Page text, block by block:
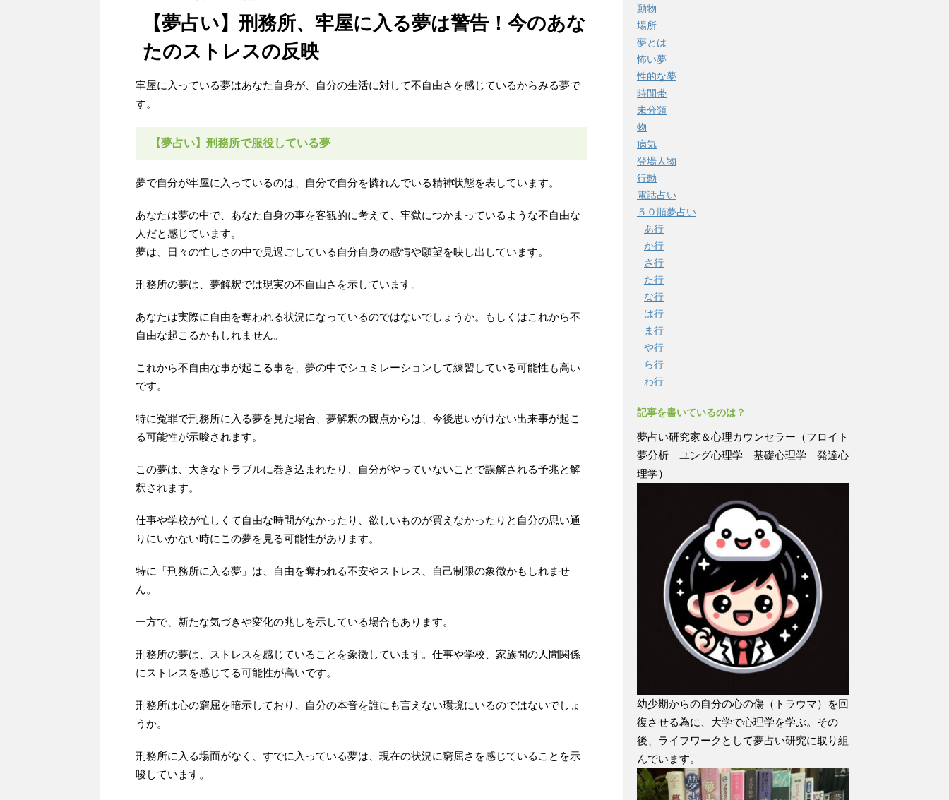
【夢占い】刑務所、牢屋に入る夢は警告！今のあな
たのストレスの反映
牢屋に入っている夢はあなた自身が、自分の生活に対して不自由さを感じているからみる夢で
す。
【夢占い】刑務所で服役している夢
夢で自分が牢屋に入っているのは、自分で自分を憐れんでいる精神状態を表しています。
あなたは夢の中で、あなた自身の事を客観的に考えて、牢獄につかまっているような不自由な
人だと感じています。
夢は、日々の忙しさの中で見過ごしている自分自身の感情や願望を映し出しています。
刑務所の夢は、夢解釈では現実の不自由さを示しています。
あなたは実際に自由を奪われる状況になっているのではないでしょうか。もしくはこれから不
自由な起こるかもしれません。
これから不自由な事が起こる事を、夢の中でシュミレーションして練習している可能性も高い
です。
特に冤罪で刑務所に入る夢を見た場合、夢解釈の観点からは、今後思いがけない出来事が起こ
る可能性が示唆されます。
この夢は、大きなトラブルに巻き込まれたり、自分がやっていないことで誤解される予兆と解
釈されます。
仕事や学校が忙しくて自由な時間がなかったり、欲しいものが買えなかったりと自分の思い通
りにいかない時にこの夢を見る可能性があります。
特に「刑務所に入る夢」は、自由を奪われる不安やストレス、自己制限の象徴かもしれませ
ん。
一方で、新たな気づきや変化の兆しを示している場合もあります。
刑務所の夢は、ストレスを感じていることを象徴しています。仕事や学校、家族間の人間関係
にストレスを感じてる可能性が高いです。
刑務所は心の窮屈を暗示しており、自分の本音を誰にも言えない環境にいるのではないでしょ
うか。
刑務所に入る場面がなく、すでに入っている夢は、現在の状況に窮屈さを感じていることを示
唆しています。
動物
場所
夢とは
怖い夢
性的な夢
時間帯
未分類
物
病気
登場人物
行動
電話占い
５０順夢占い
あ行
か行
さ行
た行
な行
は行
ま行
や行
ら行
わ行
記事を書いているのは？
夢占い研究家＆心理カウンセラー（フロイト
夢分析 ユング心理学 基礎心理学 発達心
理学）
幼少期からの自分の心の傷（トラウマ）を回
復させる為に、大学で心理学を学ぶ。その
後、ライフワークとして夢占い研究に取り組
んでいます。